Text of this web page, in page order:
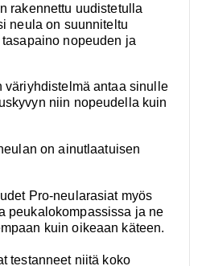
rakennettu uudistetulla
neula on suunniteltu
nopeuden ja
väriyhdistelmä antaa sinulle
niin nopeudella kuin
on ainutlaatuisen
Pro-neularasiat myös
peukalokompassissa ja ne
kuin oikeaan käteen.
testanneet niitä koko